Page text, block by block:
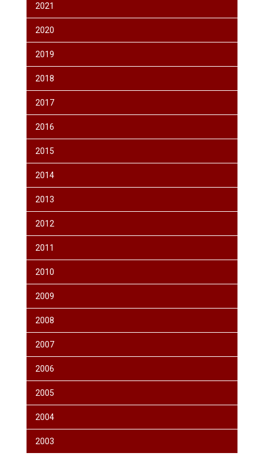
2021
2020
2019
2018
2017
2016
2015
2014
2013
2012
2011
2010
2009
2008
2007
2006
2005
2004
2003